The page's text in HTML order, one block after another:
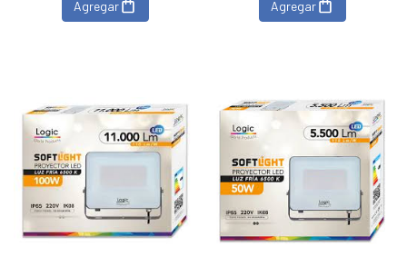
Agregar Agregar